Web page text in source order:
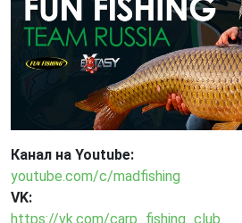
Канал на Youtube:
youtube.com/c/madfishing
VK:
https://vk.com/carp_fishing_club